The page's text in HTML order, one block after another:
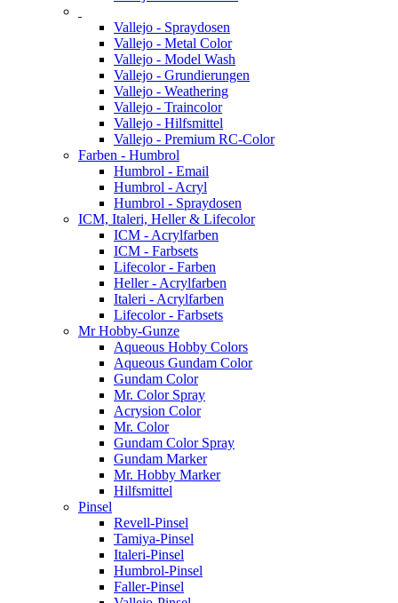
Vallejo - Spraydosen
Vallejo - Metal Color
Vallejo - Model Wash
Vallejo - Grundierungen
Vallejo - Weathering
Vallejo - Traincolor
Vallejo - Hilfsmittel
Vallejo - Premium RC-Color
Farben - Humbrol
Humbrol - Email
Humbrol - Acryl
Humbrol - Spraydosen
ICM, Italeri, Heller & Lifecolor
ICM - Acrylfarben
ICM - Farbsets
Lifecolor - Farben
Heller - Acrylfarben
Italeri - Acrylfarben
Lifecolor - Farbsets
Mr Hobby-Gunze
Aqueous Hobby Colors
Aqueous Gundam Color
Gundam Color
Mr. Color Spray
Acrysion Color
Mr. Color
Gundam Color Spray
Gundam Marker
Mr. Hobby Marker
Hilfsmittel
Pinsel
Revell-Pinsel
Tamiya-Pinsel
Italeri-Pinsel
Humbrol-Pinsel
Faller-Pinsel